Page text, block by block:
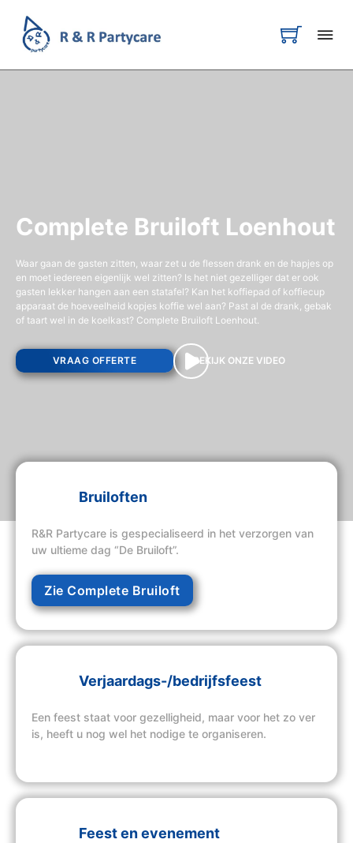
Complete Bruiloft Loenhout
Waar gaan de gasten zitten, waar zet u de flessen drank en de hapjes op
en moet iedereen eigenlijk wel zitten? Is het niet gezelliger dat er ook
gasten lekker hangen aan een statafel? Kan het koffiepad of koffiecup
apparaat de hoeveelheid kopjes koffie wel aan? Past al de drank, gebak
of taart wel in de koelkast? Complete Bruiloft Loenhout.
VRAAG OFFERTE BEKIJK ONZE VIDEO
Bruiloften
R&R Partycare is gespecialiseerd in het verzorgen van
uw ultieme dag “De Bruiloft”.
Zie Complete Bruiloft
Verjaardags-/bedrijfsfeest
Een feest staat voor gezelligheid, maar voor het zo ver
is, heeft u nog wel het nodige te organiseren.
Feest en evenement